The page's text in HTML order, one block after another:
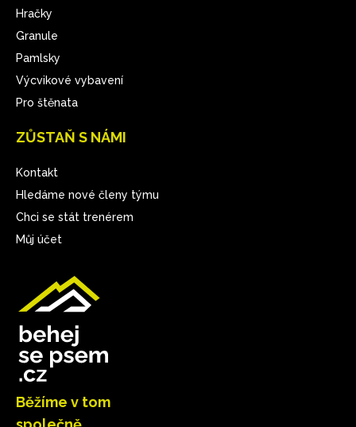
Běžíme v tom
Hračky
Granule
Pamlsky
Výcvikové vybavení
Pro štěnata
ZŮSTAŇ S NÁMI
Kontakt
Hledáme nové členy týmu
Chci se stát trenérem
Můj účet